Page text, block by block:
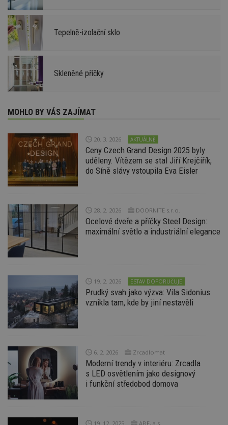
Tepelně-izolační sklo
Skleněné příčky
MOHLO BY VÁS ZAJÍMAT
20. 3. 2026 AKTUÁLNĚ
Ceny Czech Grand Design 2025 byly
uděleny. Vítězem se stal Jiří Krejčiřík,
do Síně slávy vstoupila Eva Eisler
28. 2. 2026 DOORNITE s.r.o.
Ocelové dveře a příčky Steel Design:
maximální světlo a industriální elegance
19. 2. 2026 ESTAV DOPORUČUJE
Prudký svah jako výzva: Vila Sidonius
vznikla tam, kde by jiní nestavěli
6. 2. 2026 Zrcadlomat
Moderní trendy v interiéru: Zrcadla
s LED osvětlením jako designový
i funkční středobod domova
19. 12. 2025 ABF, a.s.